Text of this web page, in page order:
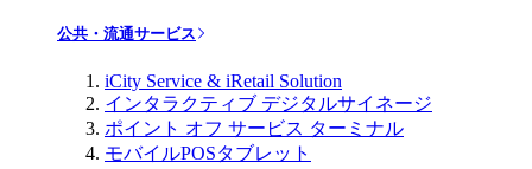
公共・流通サービス
iCity Service & iRetail Solution
インタラクティブ デジタルサイネージ
ポイント オフ サービス ターミナル
モバイルPOSタブレット